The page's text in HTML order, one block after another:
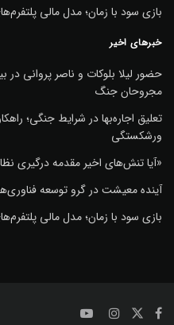
بازی سود با زمان؛ مدل مالی
خبرهای اخیر
حضور لیلا بلوکات و ناصر پروانی در
مجروحان جنگ
تعلیق اجاره‌بها در شرایط جنگی؛
ورشکستگی
«آیا تنش‌های اخیر مقدمه درگیری
آینده معیشت در گرو توسعه
بازی سود با زمان؛ مدل مالی